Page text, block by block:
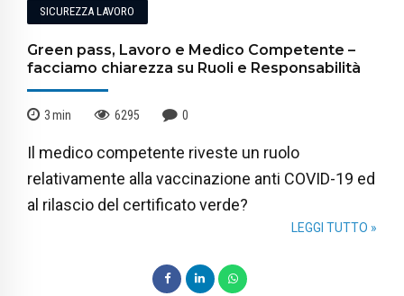
SICUREZZA LAVORO
Green pass, Lavoro e Medico Competente –
facciamo chiarezza su Ruoli e Responsabilità
3min 6295 0
Il medico competente riveste un ruolo
relativamente alla vaccinazione anti COVID-19 ed
al rilascio del certificato verde?
LEGGI TUTTO »